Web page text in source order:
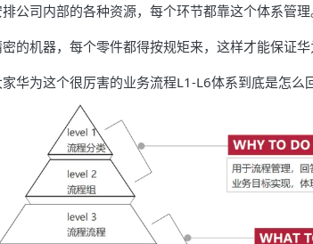
公司内部的各种资源，每个环节都靠这个体系管理
的机器，每个零件都得按规矩来，这样才能保证华
华为这个很厉害的业务流程L1-L6体系到底是怎么